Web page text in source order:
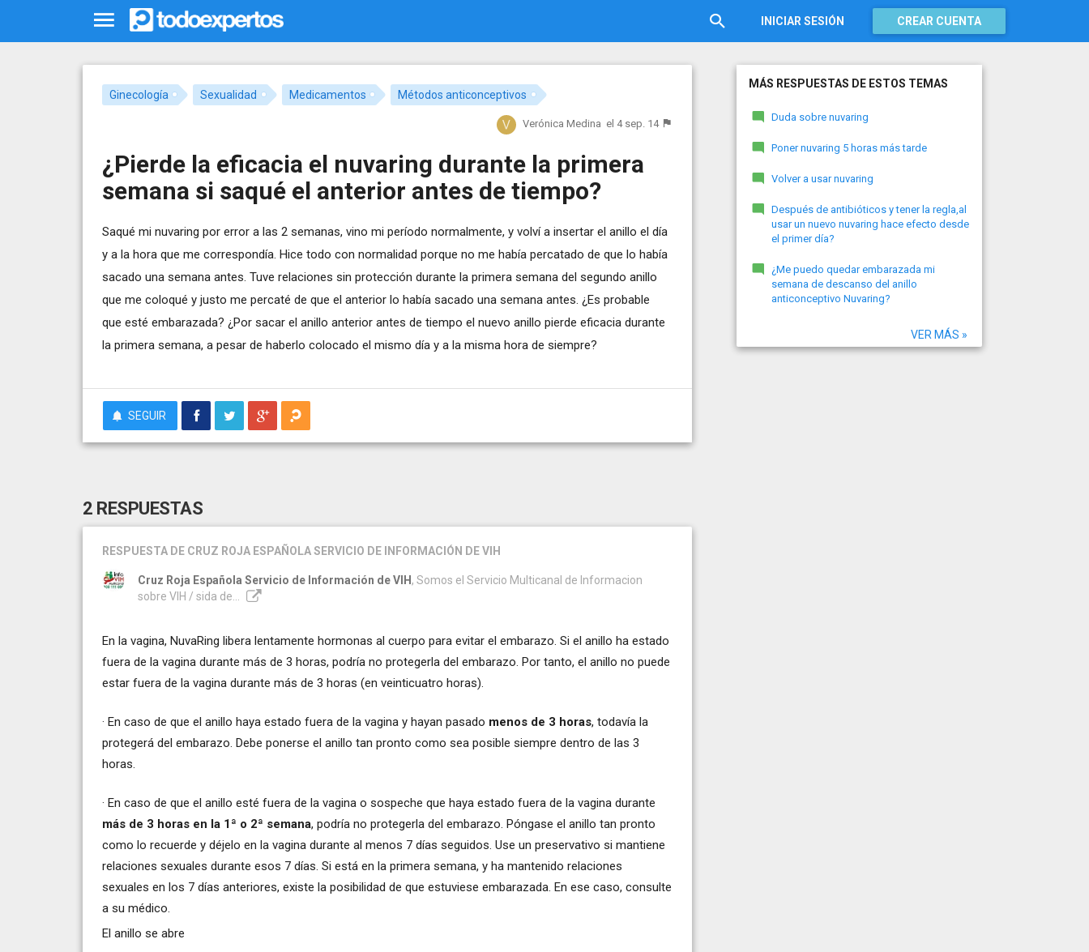
INICIAR SESIÓN CREAR CUENTA
Ginecología Sexualidad Medicamentos Métodos anticonceptivos
Verónica Medina el 4 sep. 14
¿Pierde la eficacia el nuvaring durante la primera
semana si saqué el anterior antes de tiempo?
Saqué mi nuvaring por error a las 2 semanas, vino mi período normalmente, y volví a insertar el anillo el día
y a la hora que me correspondía. Hice todo con normalidad porque no me había percatado de que lo había
sacado una semana antes. Tuve relaciones sin protección durante la primera semana del segundo anillo
que me coloqué y justo me percaté de que el anterior lo había sacado una semana antes. ¿Es probable
que esté embarazada? ¿Por sacar el anillo anterior antes de tiempo el nuevo anillo pierde eficacia durante
la primera semana, a pesar de haberlo colocado el mismo día y a la misma hora de siempre?
SEGUIR
2 RESPUESTAS
RESPUESTA DE CRUZ ROJA ESPAÑOLA SERVICIO DE INFORMACIÓN DE VIH
Cruz Roja Española Servicio de Información de VIH , Somos el Servicio Multicanal de Informacion
sobre VIH / sida de...
En la vagina, NuvaRing libera lentamente hormonas al cuerpo para evitar el embarazo. Si el anillo ha estado
fuera de la vagina durante más de 3 horas, podría no protegerla del embarazo. Por tanto, el anillo no puede
estar fuera de la vagina durante más de 3 horas (en veinticuatro horas).
· En caso de que el anillo haya estado fuera de la vagina y hayan pasado menos de 3 horas, todavía la
protegerá del embarazo. Debe ponerse el anillo tan pronto como sea posible siempre dentro de las 3
horas.
· En caso de que el anillo esté fuera de la vagina o sospeche que haya estado fuera de la vagina durante
más de 3 horas en la 1ª o 2ª semana, podría no protegerla del embarazo. Póngase el anillo tan pronto
como lo recuerde y déjelo en la vagina durante al menos 7 días seguidos. Use un preservativo si mantiene
relaciones sexuales durante esos 7 días. Si está en la primera semana, y ha mantenido relaciones
sexuales en los 7 días anteriores, existe la posibilidad de que estuviese embarazada. En ese caso, consulte
a su médico.
El anillo se abre
MÁS RESPUESTAS DE ESTOS TEMAS
Duda sobre nuvaring
Poner nuvaring 5 horas más tarde
Volver a usar nuvaring
Después de antibióticos y tener la regla,al
usar un nuevo nuvaring hace efecto desde
el primer día?
¿Me puedo quedar embarazada mi
semana de descanso del anillo
anticonceptivo Nuvaring?
VER MÁS »